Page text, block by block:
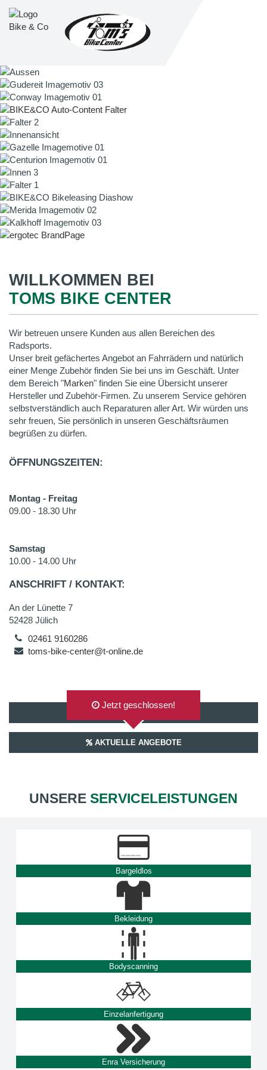
WILLKOMMEN BEI
TOMS BIKE CENTER
Wir betreuen unsere Kunden aus allen Bereichen des
Radsports.
Unser breit gefächertes Angebot an Fahrrädern und natürlich
einer Menge Zubehör finden Sie bei uns im Geschäft. Unter
dem Bereich "Marken" finden Sie eine Übersicht unserer
Hersteller und Zubehör-Firmen. Zu unserem Service gehören
selbstverständlich auch Reparaturen aller Art. Wir würden uns
sehr freuen, Sie persönlich in unseren Geschäftsräumen
begrüßen zu dürfen.
ÖFFNUNGSZEITEN:
Montag - Freitag
09.00 - 18.30 Uhr
Samstag
10.00 - 14.00 Uhr
ANSCHRIFT / KONTAKT:
An der Lünette 7
52428 Jülich
02461 9160286
toms-bike-center@t-online.de
AUF GOOGLEMAPS ANZEIGEN
Jetzt geschlossen!
AKTUELLE ANGEBOTE
UNSERE SERVICELEISTUNGEN
Bargeldlos
Bekleidung
Bodyscanning
Einzelanfertigung
Enra Versicherung